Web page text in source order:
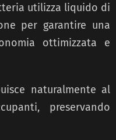
utilizza liquido di
per garantire una
ottimizzata e
naturalmente al
preservando